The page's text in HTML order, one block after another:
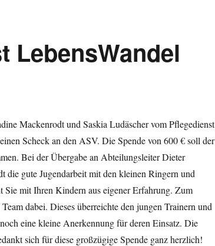
LebensWandel
Mackenrodt und Saskia Ludäscher vom Pflegedienst
Scheck an den ASV. Die Spende von 600 € soll der
Bei der Übergabe an Abteilungsleiter Dieter
die gute Jugendarbeit mit den kleinen Ringern und
Sie mit Ihren Kindern aus eigener Erfahrung. Zum
dabei. Dieses überreichte den jungen Trainern und
eine kleine Anerkennung für deren Einsatz. Die
sich für diese großzügige Spende ganz herzlich!